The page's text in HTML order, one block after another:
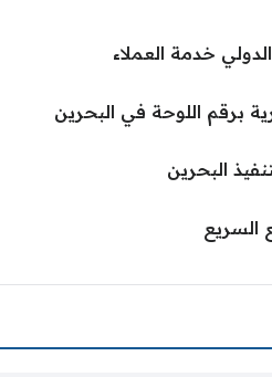
خدمة العملاء
برقم اللوحة في البحرين
البحرين
السريع